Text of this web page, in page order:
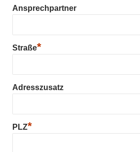
Ansprechpartner
Straße*
Adresszusatz
PLZ*